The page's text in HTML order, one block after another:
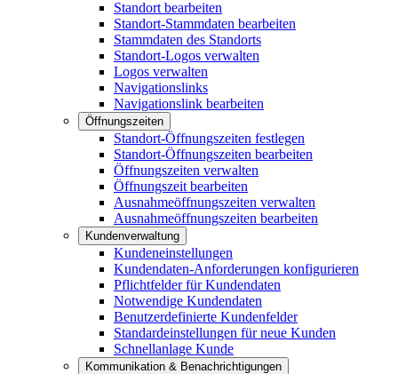
Standort bearbeiten
Standort-Stammdaten bearbeiten
Stammdaten des Standorts
Standort-Logos verwalten
Logos verwalten
Navigationslinks
Navigationslink bearbeiten
Öffnungszeiten
Standort-Öffnungszeiten festlegen
Standort-Öffnungszeiten bearbeiten
Öffnungszeiten verwalten
Öffnungszeit bearbeiten
Ausnahmeöffnungszeiten verwalten
Ausnahmeöffnungszeiten bearbeiten
Kundenverwaltung
Kundeneinstellungen
Kundendaten-Anforderungen konfigurieren
Pflichtfelder für Kundendaten
Notwendige Kundendaten
Benutzerdefinierte Kundenfelder
Standardeinstellungen für neue Kunden
Schnellanlage Kunde
Kommunikation & Benachrichtigungen